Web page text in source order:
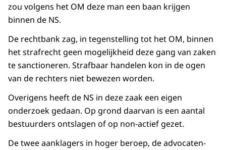
zou volgens het OM deze man een baan krijgen
binnen de NS.
De rechtbank zag, in tegenstelling tot het OM, binnen
het strafrecht geen mogelijkheid deze gang van zaken
te sanctioneren. Strafbaar handelen kon in de ogen
van de rechters niet bewezen worden.
Overigens heeft de NS in deze zaak een eigen
onderzoek gedaan. Op grond daarvan is een aantal
bestuurders ontslagen of op non-actief gezet.
De twee aanklagers in hoger beroep, de advocaten-